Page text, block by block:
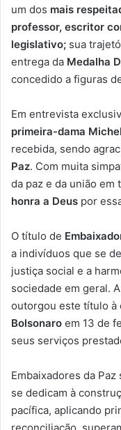
um dos mais
professor, escritor
legislativo; sua
entrega da Medalha
concedido a figuras
Em entrevista
primeira-dama
recebida, sendo
Paz. Com muita
da paz e da união
honra a Deus por
O título de
a indivíduos que se
justiça social e a
sociedade em geral. A
outorgou este título
Bolsonaro em 13 de
seus serviços
Embaixadores da
se dedicam à
pacífica, aplicando